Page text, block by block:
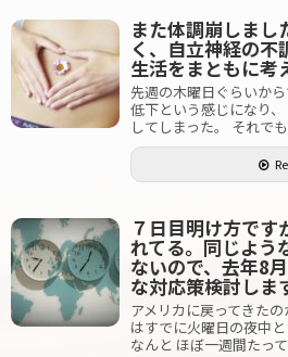
また体調崩しまし
く、自立神経の不
生活をまともに考
先週の木曜日ぐらいか
低下という感じになり
してしまった。 それで
７日目明け方で
れてる。同じよう
ないので、去年8
な対応策検討しま
アメリカに戻ってきた
はすでに火曜日の夜中
なんと ほぼ一週間たって